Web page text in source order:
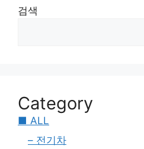
검색
Category
■ ALL
– 전기차